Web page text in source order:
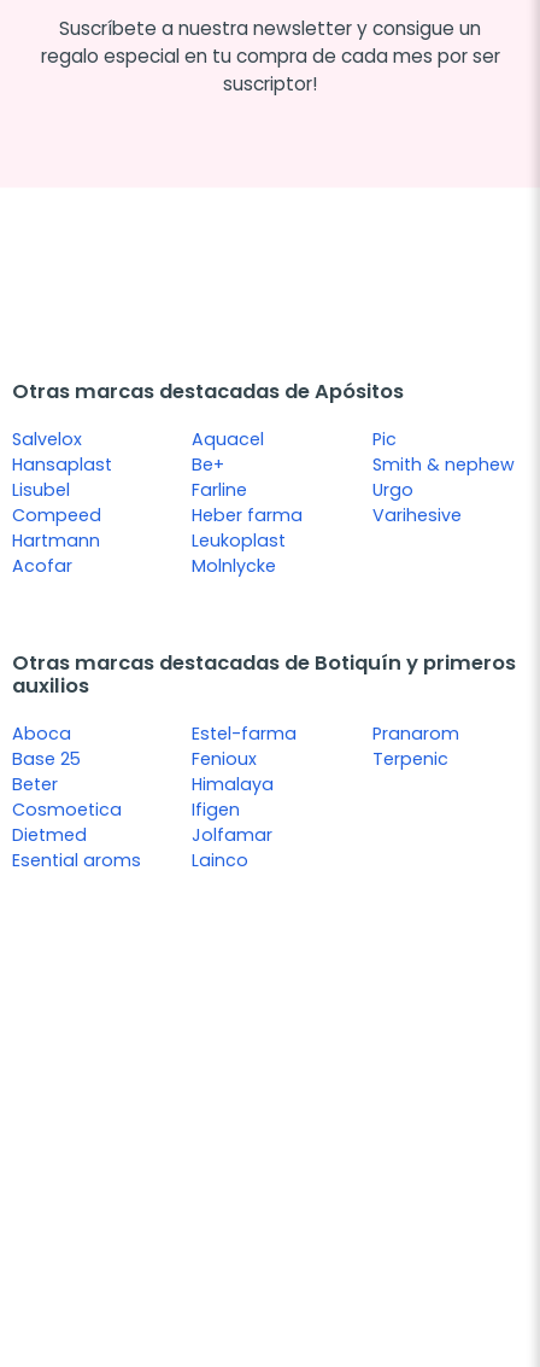
Suscríbete a nuestra newsletter y consigue un
regalo especial en tu compra de cada mes por ser
suscriptor!
Otras marcas destacadas de Apósitos
Salvelox
Hansaplast
Lisubel
Compeed
Hartmann
Acofar
Aquacel
Be+
Farline
Heber farma
Leukoplast
Molnlycke
Pic
Smith & nephew
Urgo
Varihesive
Otras marcas destacadas de Botiquín y primeros
auxilios
Aboca
Base 25
Beter
Cosmoetica
Dietmed
Esential aroms
Estel-farma
Fenioux
Himalaya
Ifigen
Jolfamar
Lainco
Pranarom
Terpenic